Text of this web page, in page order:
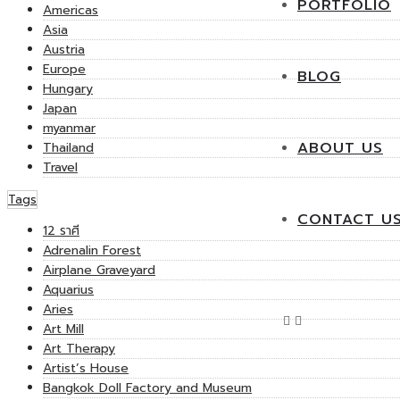
PORTFOLIO
BLOG
ABOUT US
CONTACT
Americas
Asia
Austria
Europe
Hungary
Japan
myanmar
Thailand
Travel
Tags
12 ราศี
Adrenalin Forest
Airplane Graveyard
Aquarius
Aries
Art Mill
Art Therapy
Artist’s House
Bangkok Doll Factory and Museum